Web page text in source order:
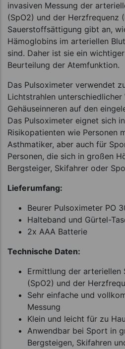
invasiven Messung der
(SpO2) und der Herzfrequenz
Sauerstoffsättigung gibt an,
Hämoglobins im arteriellen
sind. Daher ist sie ein
Beurteilung der Atemfunktion.
Das Pulsoximeter verwendet
Lichtstrahlen unterschiedlicher
Gehäuseinneren auf den
Das Pulsoximeter eignet sich
Risikopatienten wie Personen
Asthmatiker, aber auch für
Personen, die sich in großen
Bergsteiger, Skifahrer oder
Lieferumfang:
Beurer Pulsoximeter PO
Halteband und Gürtel-
2x AAA Batterie
Technische Daten:
Ermittlung der arteriellen
(SpO2) und der
Sehr einfache und
Messung
Klein und leicht für zu
Anwendbar bei Sport in
Bergsteigen, Skifahren